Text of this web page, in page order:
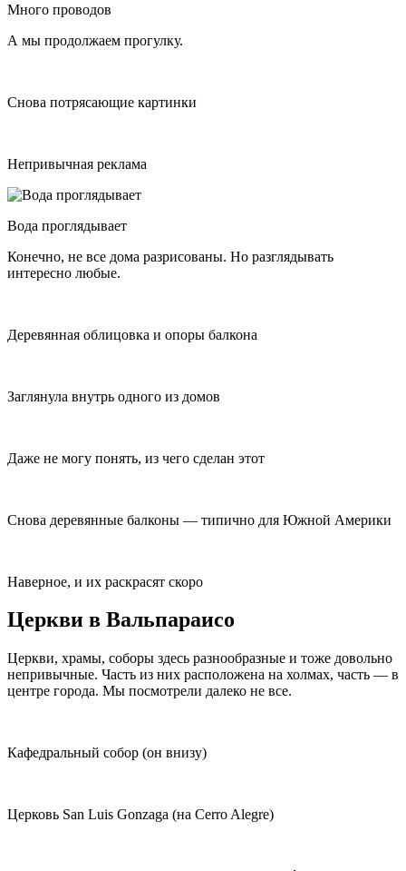
Много проводов
А мы продолжаем прогулку.
Снова потрясающие картинки
Непривычная реклама
Вода проглядывает
Конечно, не все дома разрисованы. Но разглядывать
интересно любые.
Деревянная облицовка и опоры балкона
Заглянула внутрь одного из домов
Даже не могу понять, из чего сделан этот
Снова деревянные балконы — типично для Южной Америки
Наверное, и их раскрасят скоро
Церкви в Вальпараисо
Церкви, храмы, соборы здесь разнообразные и тоже довольно
непривычные. Часть из них расположена на холмах, часть — в
центре города. Мы посмотрели далеко не все.
Кафедральный собор (он внизу)
Церковь San Luis Gonzaga (на Cerro Alegre)